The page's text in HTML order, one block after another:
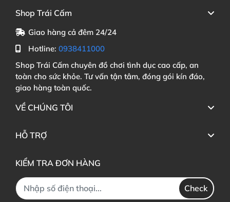
Shop Trái Cấm
Giao hàng cả đêm 24/24
Hotline: 0938411000
Shop Trái Cấm chuyên đồ chơi tình dục cao cấp, an
toàn cho sức khỏe. Tư vấn tận tâm, đóng gói kín đáo,
giao hàng toàn quốc.
VỀ CHÚNG TÔI
HỖ TRỢ
KIỂM TRA ĐƠN HÀNG
Check